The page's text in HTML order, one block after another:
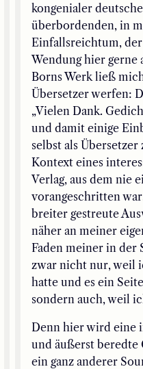
kongenialer
überbordenden, in
Einfallsreichtum,
Wendung hier
Borns Werk ließ
Übersetzer werfen:
„Vielen Dank.
und damit einige
selbst als
Kontext eines
Verlag, aus dem nie
vorangeschritten
breiter gestreute
näher an meiner
Faden meiner in der
zwar nicht nur, weil
hatte und es ein
sondern auch, weil
Denn hier wird eine
und äußerst beredte
ein ganz anderer